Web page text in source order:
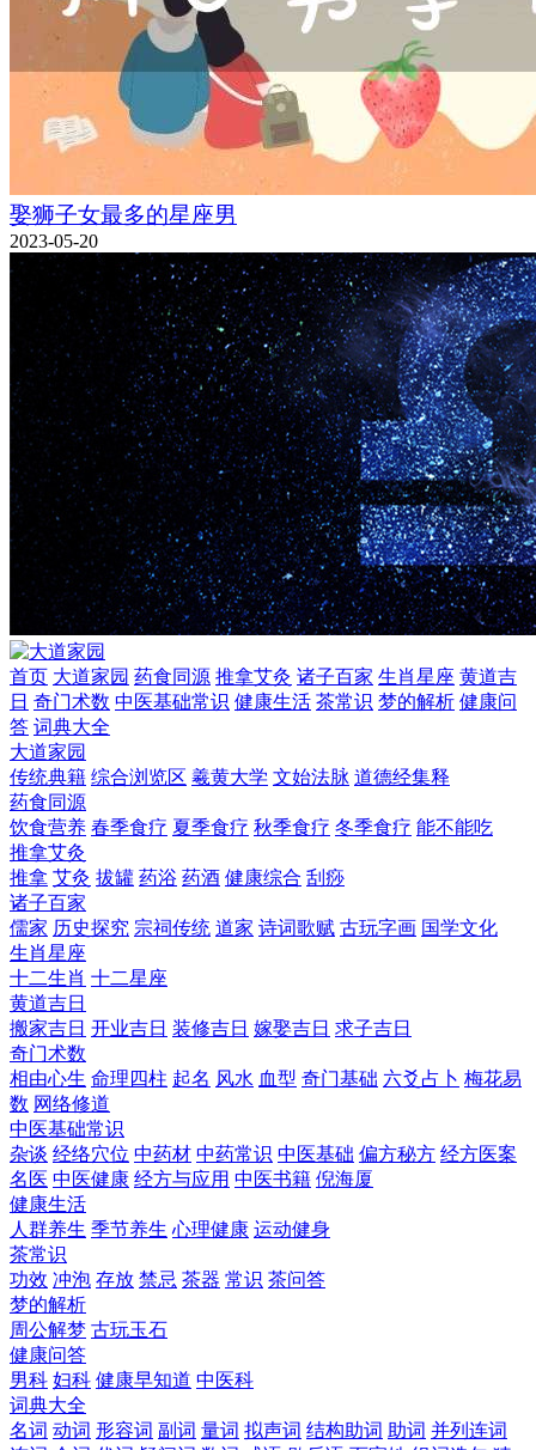
娶狮子女最多的星座男
2023-05-20
首页 大道家园 药食同源 推拿艾灸 诸子百家 生肖星座 黄道吉
日 奇门术数 中医基础常识 健康生活 茶常识 梦的解析 健康问
答 词典大全
大道家园
传统典籍 综合浏览区 羲黄大学 文始法脉 道德经集释
药食同源
饮食营养 春季食疗 夏季食疗 秋季食疗 冬季食疗 能不能吃
推拿艾灸
推拿 艾灸 拔罐 药浴 药酒 健康综合 刮痧
诸子百家
儒家 历史探究 宗祠传统 道家 诗词歌赋 古玩字画 国学文化
生肖星座
十二生肖 十二星座
黄道吉日
搬家吉日 开业吉日 装修吉日 嫁娶吉日 求子吉日
奇门术数
相由心生 命理四柱 起名 风水 血型 奇门基础 六爻占卜 梅花易
数 网络修道
中医基础常识
杂谈 经络穴位 中药材 中药常识 中医基础 偏方秘方 经方医案
名医 中医健康 经方与应用 中医书籍 倪海厦
健康生活
人群养生 季节养生 心理健康 运动健身
茶常识
功效 冲泡 存放 禁忌 茶器 常识 茶问答
梦的解析
周公解梦 古玩玉石
健康问答
男科 妇科 健康早知道 中医科
词典大全
名词 动词 形容词 副词 量词 拟声词 结构助词 助词 并列连词